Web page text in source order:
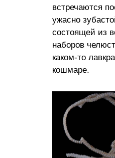
встречаются
ужасно
состоящей из
наборов
каком-то
кошмаре.